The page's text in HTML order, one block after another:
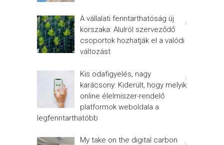
A vállalati fenntarthatóság új
korszaka: Alulról szerveződő
csoportok hozhatják el a valódi
változást
Kis odafigyelés, nagy
karácsony: Kiderült, hogy melyik
online élelmiszer-rendelő
platformok weboldala a
legfenntarthatóbb
My take on the digital carbon